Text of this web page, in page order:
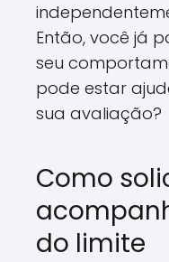
Então, você já
seu
pode estar
sua avaliação?
Como
do limite